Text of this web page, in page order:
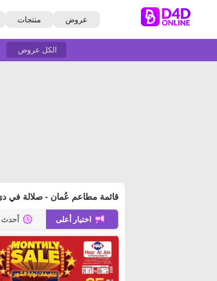
عروض منتجات
الكل عروض
قائمة مطاعم عُمان - صلالة في
اختيار أعلى أحدث